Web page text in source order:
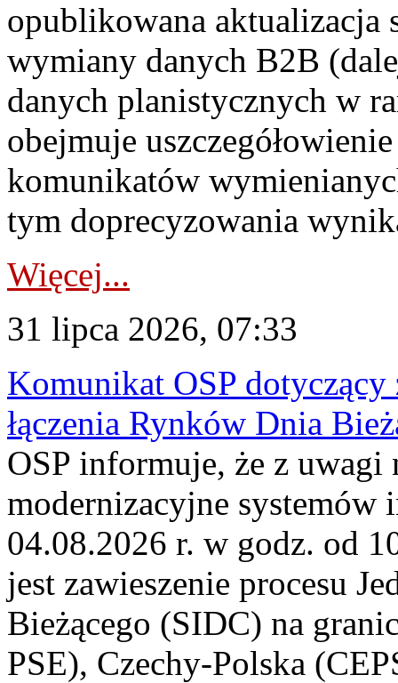
opublikowana aktualizacja
wymiany danych B2B
danych planistycznych w
obejmuje
komunikatów
tym doprecyzowania
Więcej...
31 lipca 2026, 07:33
Komunikat OSP dotyczący
łączenia Rynków Dnia
OSP informuje, że z uwagi
modernizacyjne
04.08.2026 r. w godz. od
jest zawieszenie procesu
Bieżącego (SIDC) na
PSE), Czechy-Polska